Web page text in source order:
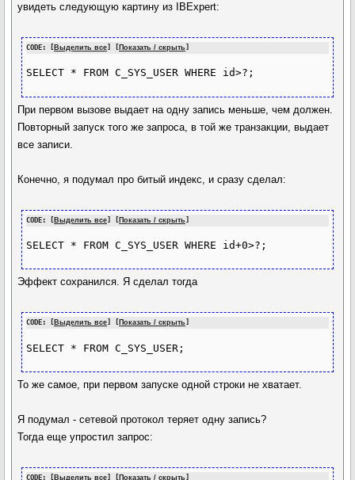
увидеть следующую картину из IBExpert:
CODE: [ Выделить все] [ Показать / скрыть ]
SELECT * FROM C_SYS_USER WHERE id>?;
При первом вызове выдает на одну запись меньше, чем должен.
Повторный запуск того же запроса, в той же транзакции, выдает
все записи.
Конечно, я подумал про битый индекс, и сразу сделал:
CODE: [ Выделить все Показать / скрыть
SELECT * FROM C_SYS_USER WHERE id+0>?;
Эффект сохранился. Я сделал тогда
CODE: [ Выделить все] [ Показать / скрыть ]
SELECT * FROM C_SYS_USER;
То же самое, при первом запуске одной строки не хватает.
Я подумал - сетевой протокол теряет одну запись?
Тогда еще упростил запрос:
CODE: [ Выделить все Показать / скрыть